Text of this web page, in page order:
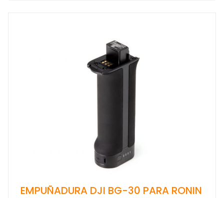
EMPUÑADURA DJI BG-30 PARA RONIN